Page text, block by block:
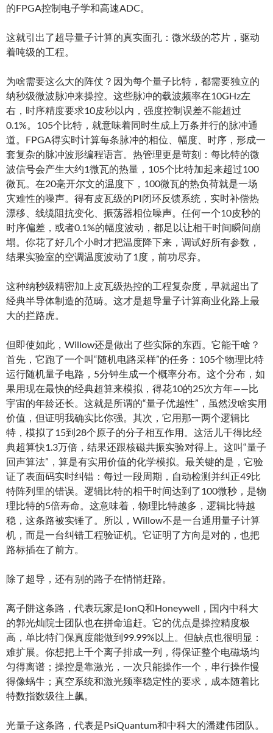
的FPGA控制电子学和高速ADC。
这就引出了超导量子计算的真实面孔：微米级的芯片，驱动
着吨级的工程。
为啥需要这么大的阵仗？因为每个量子比特，都需要独立的
纳秒级微波脉冲来操控。这些脉冲的载波频率在10GHz左
右，时序精度要求10皮秒以内，强度控制误差不能超过
0.1%。105个比特，就意味着同时生成上万条并行的脉冲通
道。FPGA得实时计算每条脉冲的相位、幅度、时序，形成一
套复杂的脉冲波形编程语言。热管理更是苛刻：每比特的微
波信号会产生大约1微瓦的热量，105个比特加起来超过100
微瓦。在20毫开尔文的温度下，100微瓦的热负荷就是一场
灾难性的噪声。得有皮瓦级的PI闭环反馈系统，实时补偿热
漂移、线缆阻抗变化、振荡器相位噪声。任何一个10皮秒的
时序偏差，或者0.1%的幅度波动，都足以让相干时间瞬间崩
塌。你花了好几个小时才把温度降下来，调试好所有参数，
结果实验室的空调温度波动了1度，前功尽弃。
这种纳秒级精密加上皮瓦级热控的工程复杂度，早就超出了
经典半导体制造的范畴。这才是超导量子计算商业化路上最
大的拦路虎。
但即使如此，Willow还是做出了些实际的东西。它能干啥？
首先，它跑了一个叫“随机电路采样”的任务：105个物理比特
运行随机量子电路，5分钟生成一个概率分布。这个分布，如
果用现在最快的经典超算来模拟，得花10的25次方年——比
宇宙的年龄还长。这就是所谓的“量子优越性”，虽然没啥实用
价值，但证明我确实比你强。其次，它用那一两个逻辑比
特，模拟了15到28个原子的分子相互作用。这活儿干得比经
典超算快1.3万倍，结果还跟核磁共振实验对得上。这叫“量子
回声算法”，算是有实用价值的化学模拟。最关键的是，它验
证了表面码实时纠错：每过一段周期，自动检测并纠正49比
特阵列里的错误。逻辑比特的相干时间达到了100微秒，是物
理比特的5倍寿命。这意味着，物理比特越多，逻辑比特越
稳，这条路被实锤了。所以，Willow不是一台通用量子计算
机，而是一台纠错工程验证机。它证明了方向是对的，也把
路标插在了前方。
除了超导，还有别的路子在悄悄赶路。
离子阱这条路，代表玩家是IonQ和Honeywell，国内中科大
的郭光灿院士团队也在拼命追赶。它的优点是操控精度极
高，单比特门保真度能做到99.99%以上。但缺点也很明显：
难扩展。你想把上千个离子排成一列，得保证整个电磁场均
匀得离谱；操控是靠激光，一次只能操作一个，串行操作慢
得像蜗牛；真空系统和激光频率稳定性的要求，成本随着比
特数指数级往上飙。
光量子这条路，代表是PsiQuantum和中科大的潘建伟团队。